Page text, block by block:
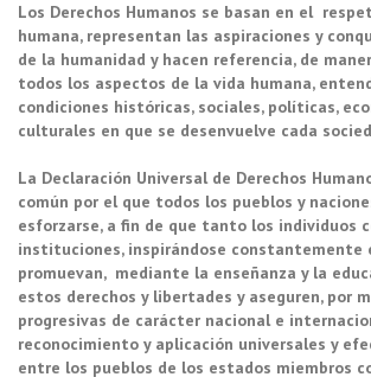
Los Derechos Humanos se basan en el
humana, representan las aspiraciones y
de la humanidad y hacen referencia, de
todos los aspectos de la vida humana,
condiciones históricas, sociales, políticas,
culturales en que se desenvuelve cada
La Declaración Universal de Derechos
común por el que todos los pueblos y
esforzarse, a fin de que tanto los individuos
instituciones, inspirándose constantemente
promuevan, mediante la enseñanza y la
estos derechos y libertades y aseguren, por
progresivas de carácter nacional e
reconocimiento y aplicación universales y
entre los pueblos de los estados miembros